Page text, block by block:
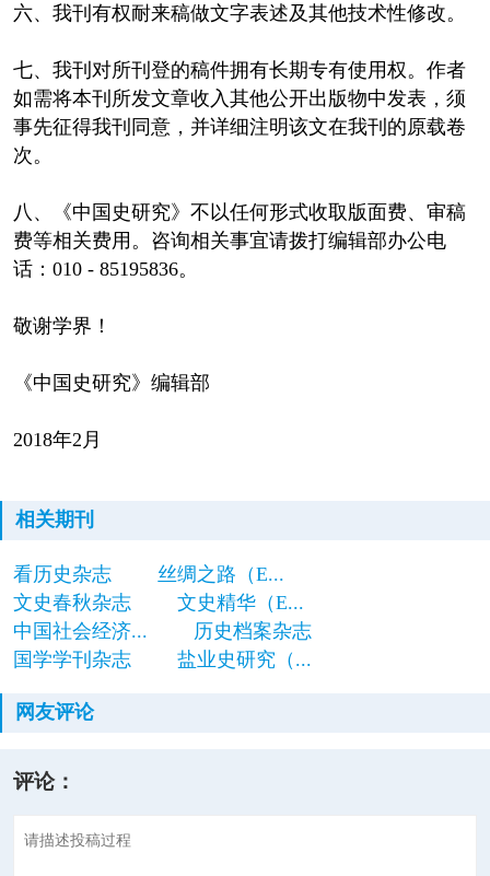
六、我刊有权耐来稿做文字表述及其他技术性修改。
七、我刊对所刊登的稿件拥有长期专有使用权。作者
如需将本刊所发文章收入其他公开出版物中发表，须
事先征得我刊同意，并详细注明该文在我刊的原载卷
次。
八、《中国史研究》不以任何形式收取版面费、审稿
费等相关费用。咨询相关事宜请拨打编辑部办公电
话：010 - 85195836。
敬谢学界！
《中国史研究》编辑部
2018年2月
相关期刊
看历史杂志
丝绸之路（E...
文史春秋杂志
文史精华（E...
中国社会经济...
历史档案杂志
国学学刊杂志
盐业史研究（...
网友评论
评论：